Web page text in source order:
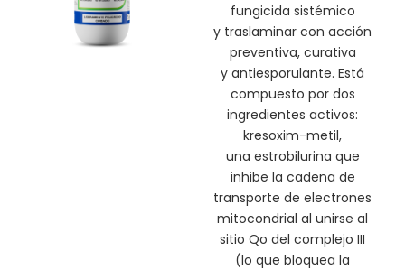
fungicida sistémico
y traslaminar con acción
preventiva, curativa
yantiesporulante. Está
compuesto por dos
ingredientes activos:
kresoxim-metil,
una estrobilurina que
inhibe la cadena de
transporte de electrones
mitocondrial al unirse al
sitioQo del complejo III
(lo que bloquea la